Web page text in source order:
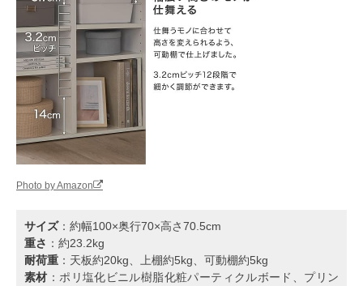
Photo by Amazon
サイズ：約幅100×奥行70×高さ70.5cm
重さ ：約23.2kg
耐荷重 ：天板約20kg、上棚約5kg、可動棚約5kg
素材 ：ポリ塩化ビニル樹脂化粧パーティクルボード、プリン